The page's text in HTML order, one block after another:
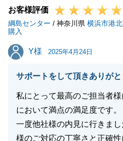
お客様評価
綱島センター / 神奈川県 横浜市港
購入
Y様
Y様 2025年4月24日
サポートをして頂きありが
私にとって最高のご担当者
において満点の満足度です。
一度他社様の内見に行きま
様のご対応の丁寧さと正確